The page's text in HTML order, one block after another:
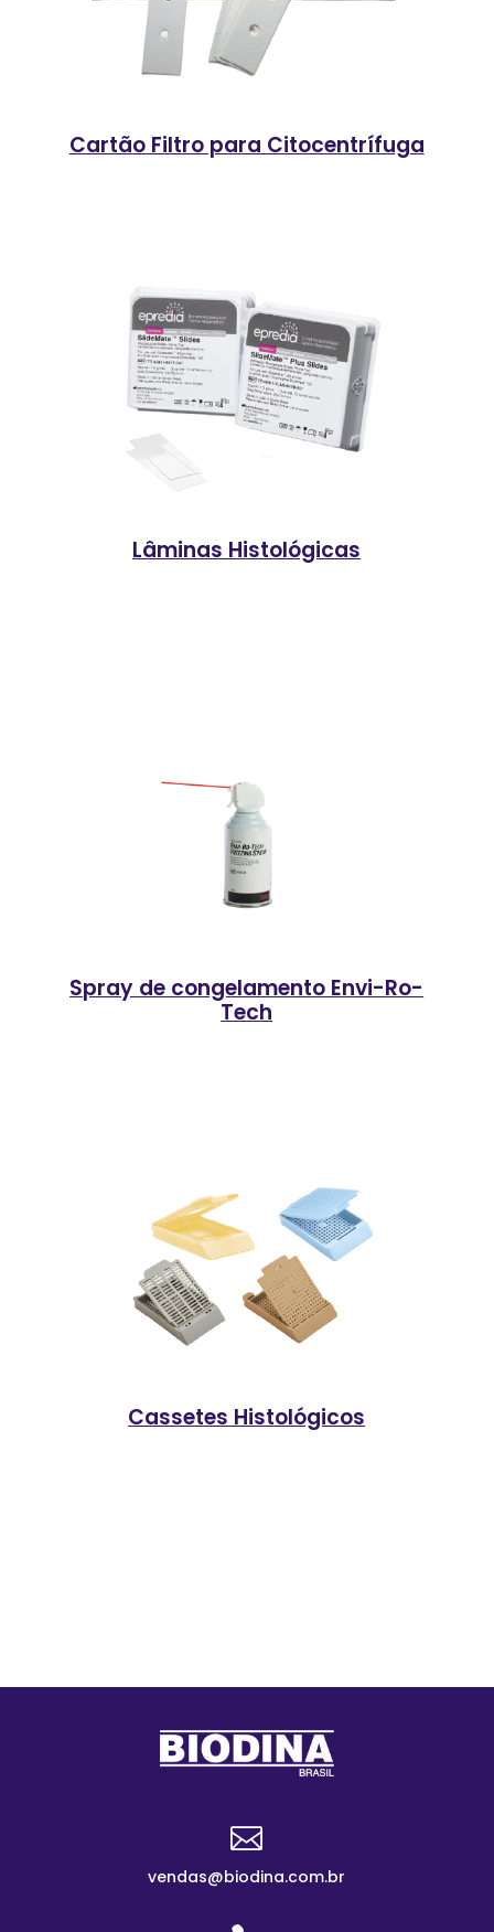
Cartão Filtro para Citocentrífuga
Lâminas Histológicas
Spray de congelamento Envi-Ro-
Tech
Cassetes Histológicos

vendas@biodina.com.br